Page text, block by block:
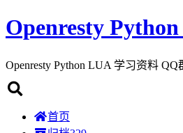
Openresty
Openresty Python LUA 学习资料 QQ
首页